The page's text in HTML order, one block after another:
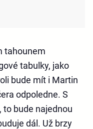
tahounem
tabulky, jako
bude mít i Martin
odpoledne. S
to bude najednou
dál. Už brzy